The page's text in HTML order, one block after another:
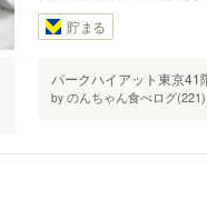
貯まる
パークハイアット東京41
by のんちゃん食べログ(221)